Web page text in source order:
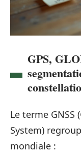
GPS,
Le terme
System)
mondiale :